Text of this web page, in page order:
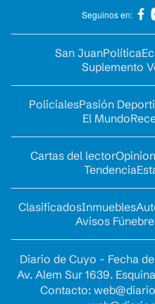
Seguinos en:
San JuanPolítica
Suplemento
PolicialesPasión
El Mundo
Cartas del lectorOpinion
Tendencia
ClasificadosInmuebles
Avisos
Diario de Cuyo - Fecha
Av. Alem Sur 1639.
Contacto: